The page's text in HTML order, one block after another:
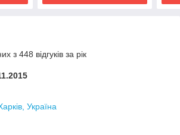
з 448 відгуків за рік
Україна